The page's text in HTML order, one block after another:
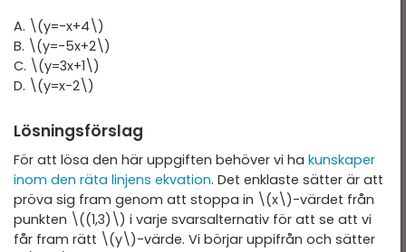
A. \(y=-x+4\)
B. \(y=-5x+2\)
C. \(y=3x+1\)
D. \(y=x-2\)
Lösningsförslag
För att lösa den här uppgiften behöver vi ha kunskaper
inom den räta linjens ekvation. Det enklaste sätter är att
pröva sig fram genom att stoppa in \(x\)-värdet från
punkten \((1,3)\) i varje svarsalternativ för att se att vi
får fram rätt \(y\)-värde. Vi börjar uppifrån och sätter
2024
2023
2022 - maj
2022 - mars
2021
DTK - Provpass 1
DTK - Provpass 4